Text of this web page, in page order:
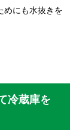
めにも水抜きを
冷蔵庫を